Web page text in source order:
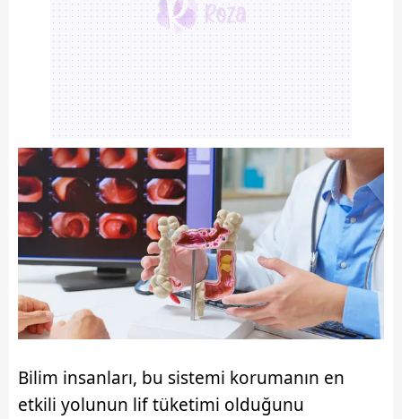
Bilim insanları, bu sistemi korumanın en
etkili yolunun lif tüketimi olduğunu